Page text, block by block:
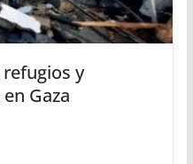
y
Gaza